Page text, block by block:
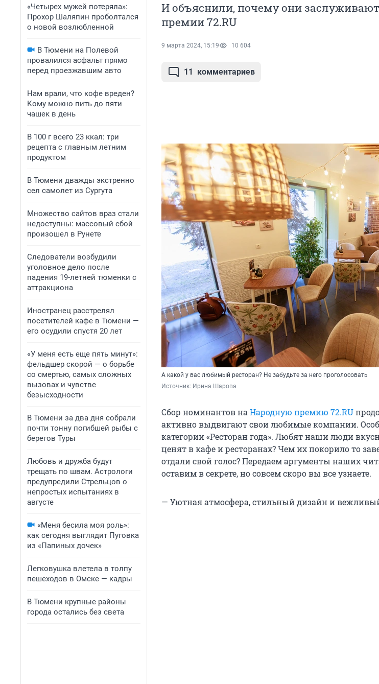
«Четырех мужей потеряла»:
Прохор Шаляпин проболтался
о новой возлюбленной
В Тюмени на Полевой
провалился асфальт прямо
перед проезжавшим авто
Нам врали, что кофе вреден?
Кому можно пить до пяти
чашек в день
В 100 г всего 23 ккал: три
рецепта с главным летним
продуктом
В Тюмени дважды экстренно
сел самолет из Сургута
Множество сайтов враз стали
недоступны: массовый сбой
произошел в Рунете
Следователи возбудили
уголовное дело после
падения 19-летней тюменки с
аттракциона
Иностранец расстрелял
посетителей кафе в Тюмени —
его осудили спустя 20 лет
«У меня есть еще пять минут»:
фельдшер скорой — о борьбе
со смертью, самых сложных
вызовах и чувстве
безысходности
В Тюмени за два дня собрали
почти тонну погибшей рыбы с
берегов Туры
Любовь и дружба будут
трещать по швам. Астрологи
предупредили Стрельцов о
непростых испытаниях в
августе
«Меня бесила моя роль»:
как сегодня выглядит Пуговка
из «Папиных дочек»
Легковушка влетела в толпу
пешеходов в Омске — кадры
В Тюмени крупные районы
города остались без света
И объяснили, почему они
премии 72.RU
9 марта 2024, 15:19 10 604
11 комментариев
А какой у вас любимый ресторан? Не забудьте за него проголосовать
Источник: Ирина Шарова
Сбор номинантов на Народную премию 72.RU
активно выдвигают свои любимые компании.
категории «Ресторан года». Любят наши люди
ценят в кафе и ресторанах? Чем их покорило то
отдали свой голос? Передаем аргументы наших
оставим в секрете, но совсем скоро вы все узнаете.
— Уютная атмосфера, стильный дизайн и